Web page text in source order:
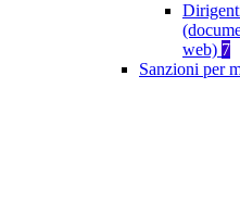
web) 7
Sanzioni per